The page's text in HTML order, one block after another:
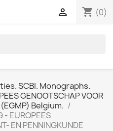
shopping_cart (0)

SCBI. Monographs.
GENOOTSCHAP VOOR
(EGMP) Belgium.
EUROPEES
EN PENNINGKUNDE